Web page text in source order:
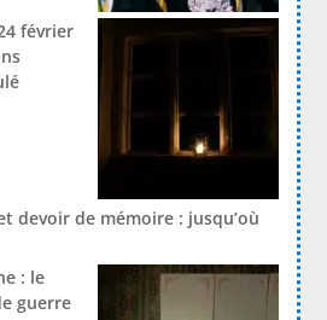
février
devoir de mémoire : jusqu’où
: le
guerre